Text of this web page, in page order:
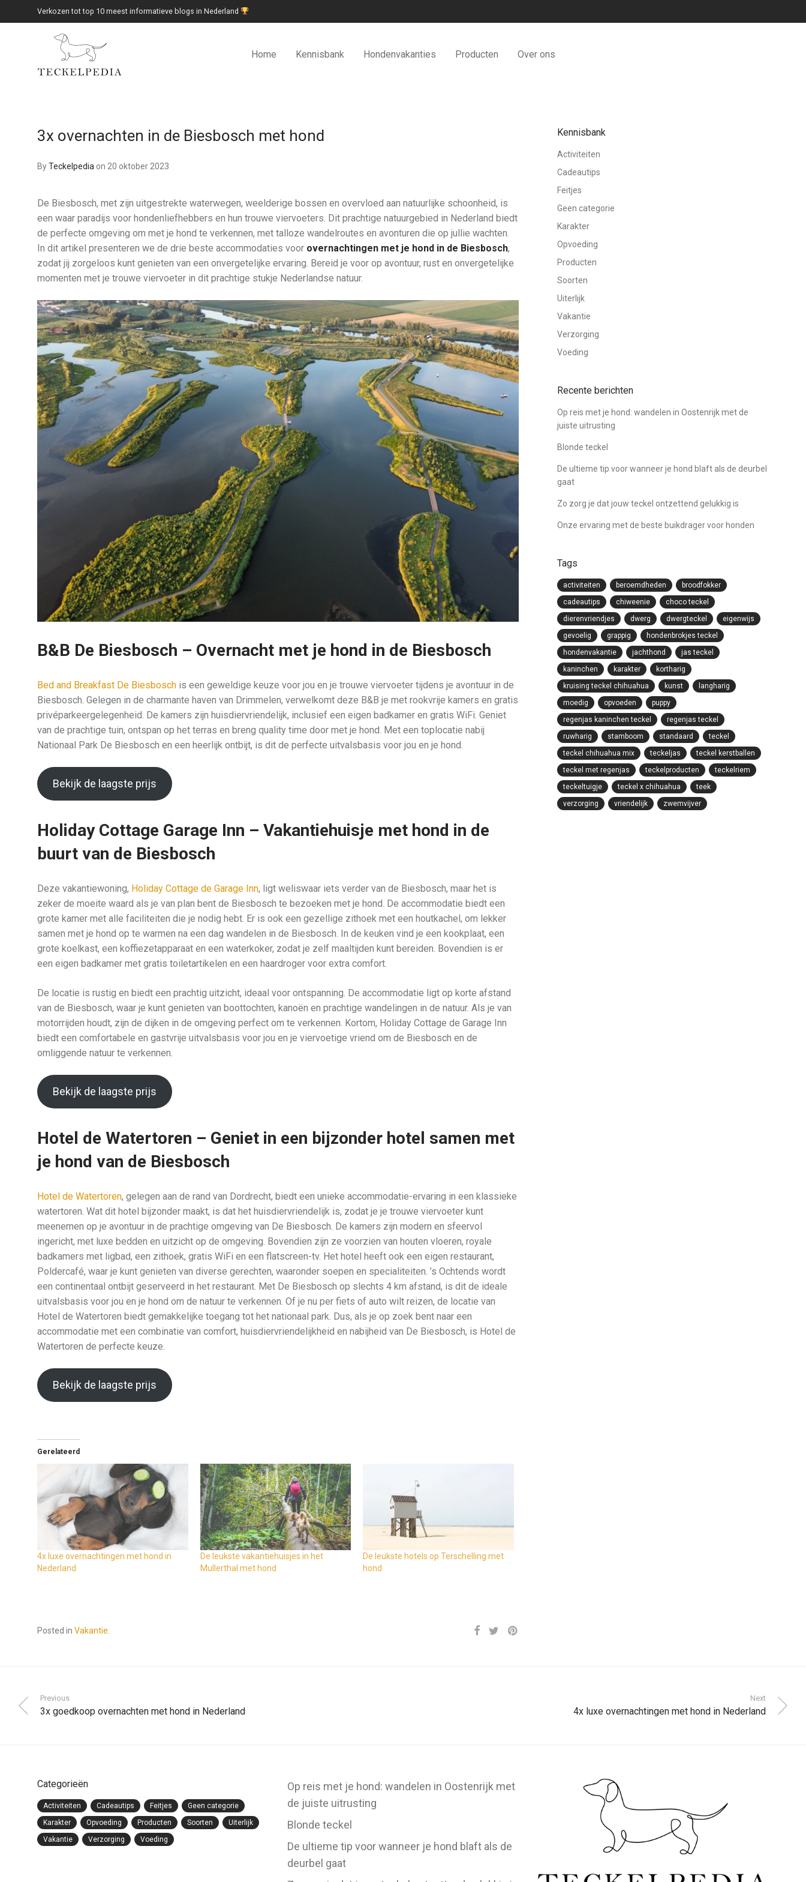
Verkozen tot top 10 meest informatieve blogs in Nederland
Home Kennisbank Hondenvakanties Producten Over ons
3x overnachten in de Biesbosch met hond
ByTeckelpedia on 20 oktober 2023
De Biesbosch, met zijn uitgestrekte waterwegen, weelderige bossen en overvloed aan natuurlijke schoonheid, is
een waar paradijs voor hondenliefhebbers en hun trouwe viervoeters. Dit prachtige natuurgebied in Nederland biedt
de perfecte omgeving om met je hond te verkennen, met talloze wandelroutes en avonturen die op jullie wachten.
In dit artikel presenteren we de drie beste accommodaties voor overnachtingen met je hond in de Biesbosch,
zodat jij zorgeloos kunt genieten van een onvergetelijke ervaring. Bereid je voor op avontuur, rust en onvergetelijke
momenten met je trouwe viervoeter in dit prachtige stukje Nederlandse natuur.
B&B De Biesbosch – Overnacht met je hond in de Biesbosch
Bed and Breakfast De Biesbosch is een geweldige keuze voor jou en je trouwe viervoeter tijdens je avontuur in de
Biesbosch. Gelegen in de charmante haven van Drimmelen, verwelkomt deze B&B je met rookvrije kamers en gratis
privéparkeergelegenheid. De kamers zijn huisdiervriendelijk, inclusief een eigen badkamer en gratis WiFi. Geniet
van de prachtige tuin, ontspan op het terras en breng quality time door met je hond. Met een toplocatie nabij
Nationaal Park De Biesbosch en een heerlijk ontbijt, is dit de perfecte uitvalsbasis voor jou en je hond.
Bekijk de laagste prijs
Holiday Cottage Garage Inn – Vakantiehuisje met hond in de
buurt van de Biesbosch
Deze vakantiewoning, Holiday Cottage de Garage Inn, ligt weliswaar iets verder van de Biesbosch, maar het is
zeker de moeite waard als je van plan bent de Biesbosch te bezoeken met je hond. De accommodatie biedt een
grote kamer met alle faciliteiten die je nodig hebt. Er is ook een gezellige zithoek met een houtkachel, om lekker
samen met je hond op te warmen na een dag wandelen in de Biesbosch. In de keuken vind je een kookplaat, een
grote koelkast, een koffiezetapparaat en een waterkoker, zodat je zelf maaltijden kunt bereiden. Bovendien is er
een eigen badkamer met gratis toiletartikelen en een haardroger voor extra comfort.
De locatie is rustig en biedt een prachtig uitzicht, ideaal voor ontspanning. De accommodatie ligt op korte afstand
van de Biesbosch, waar je kunt genieten van boottochten, kanoën en prachtige wandelingen in de natuur. Als je van
motorrijden houdt, zijn de dijken in de omgeving perfect om te verkennen. Kortom, Holiday Cottage de Garage Inn
biedt een comfortabele en gastvrije uitvalsbasis voor jou en je viervoetige vriend om de Biesbosch en de
omliggende natuur te verkennen.
Bekijk de laagste prijs
Hotel de Watertoren – Geniet in een bijzonder hotel samen met
je hond van de Biesbosch
Hotel de Watertoren, gelegen aan de rand van Dordrecht, biedt een unieke accommodatie-ervaring in een klassieke
watertoren. Wat dit hotel bijzonder maakt, is dat het huisdiervriendelijk is, zodat je je trouwe viervoeter kunt
meenemen op je avontuur in de prachtige omgeving van De Biesbosch. De kamers zijn modern en sfeervol
ingericht, met luxe bedden en uitzicht op de omgeving. Bovendien zijn ze voorzien van houten vloeren, royale
badkamers met ligbad, een zithoek, gratis WiFi en een flatscreen-tv. Het hotel heeft ook een eigen restaurant,
Poldercafé, waar je kunt genieten van diverse gerechten, waaronder soepen en specialiteiten. ’s Ochtends wordt
een continentaal ontbijt geserveerd in het restaurant. Met De Biesbosch op slechts 4 km afstand, is dit de ideale
uitvalsbasis voor jou en je hond om de natuur te verkennen. Of je nu per fiets of auto wilt reizen, de locatie van
Hotel de Watertoren biedt gemakkelijke toegang tot het nationaal park. Dus, als je op zoek bent naar een
accommodatie met een combinatie van comfort, huisdiervriendelijkheid en nabijheid van De Biesbosch, is Hotel de
Watertoren de perfecte keuze.
Bekijk de laagste prijs
Gerelateerd
4x luxe overnachtingen met hond in
Nederland
De leukste vakantiehuisjes in het
Mullerthal met hond
De leukste hotels op Terschelling met
hond
Posted in Vakantie
Kennisbank
Activiteiten
Cadeautips
Feitjes
Geen categorie
Karakter
Opvoeding
Producten
Soorten
Uiterlijk
Vakantie
Verzorging
Voeding
Recente berichten
Op reis met je hond: wandelen in Oostenrijk met de
juiste uitrusting
Blonde teckel
De ultieme tip voor wanneer je hond blaft als de deurbel
gaat
Zo zorg je dat jouw teckel ontzettend gelukkig is
Onze ervaring met de beste buikdrager voor honden
Tags
activiteiten beroemdheden
broodfokker
cadeautips
chiweenie
choco teckel
dierenvriendjes
dwerg dwergteckel
eigenwijs
gevoelig
grappig
hondenbrokjes teckel
hondenvakantie
jachthond
jas teckel
kaninchen
karakter
kortharig
kruising teckel chihuahua
kunst
langharig
moedig
opvoeden
puppy
regenjas kaninchen teckel
regenjas teckel
ruwharig
stamboom standaard
teckel
teckel chihuahua mix
teckeljas
teckel kerstballen
teckel met regenjas
teckelproducten
teckelriem
teckeltuigje
teckel x chihuahua
teek
verzorging
vriendelijk zwemvijver
Previous
3x goedkoop overnachten met hond in Nederland
Next
4x luxe overnachtingen met hond in Nederland
Categorieën
Activiteiten Cadeautips Feitjes
Geen categorie
Karakter
Opvoeding Producten Soorten
Uiterlijk
Vakantie
Verzorging Voeding
Op reis met je hond: wandelen in Oostenrijk met
de juiste uitrusting
Blonde teckel
De ultieme tip voor wanneer je hond blaft als de
deurbel gaat